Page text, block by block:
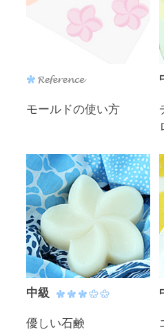
モールドの使い方
中級
優しい石鹸